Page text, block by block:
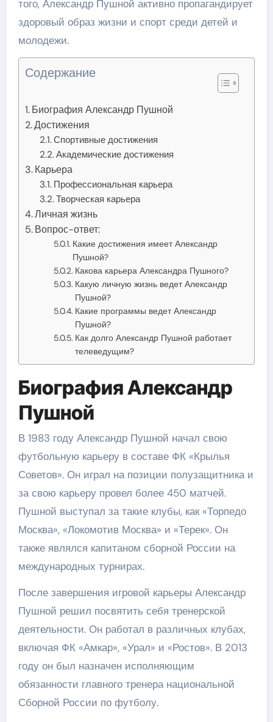
того, Александр Пушной активно пропагандирует
здоровый образ жизни и спорт среди детей и
молодежи.
Содержание
Биография Александр Пушной
Достижения
Спортивные достижения
Академические достижения
Карьера
Профессиональная карьера
Творческая карьера
Личная жизнь
Вопрос-ответ:
Какие достижения имеет Александр
Пушной?
Какова карьера Александра Пушного?
Какую личную жизнь ведет Александр
Пушной?
Какие программы ведет Александр
Пушной?
Как долго Александр Пушной работает
телеведущим?
Биография Александр
Пушной
В 1983 году Александр Пушной начал свою
футбольную карьеру в составе ФК «Крылья
Советов». Он играл на позиции полузащитника и
за свою карьеру провел более 450 матчей.
Пушной выступал за такие клубы, как «Торпедо
Москва», «Локомотив Москва» и «Терек». Он
также являлся капитаном сборной России на
международных турнирах.
После завершения игровой карьеры Александр
Пушной решил посвятить себя тренерской
деятельности. Он работал в различных клубах,
включая ФК «Амкар», «Урал» и «Ростов». В 2013
году он был назначен исполняющим
обязанности главного тренера национальной
Сборной России по футболу.